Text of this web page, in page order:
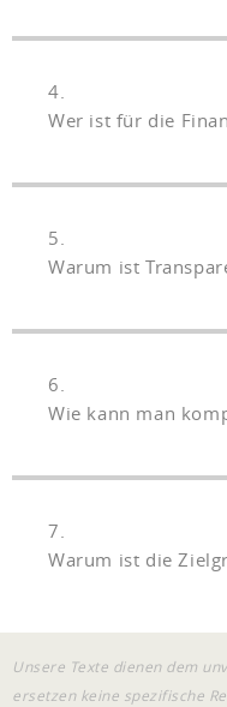
4.
Wer ist für die
5.
Warum ist
6.
Wie kann man
7.
Warum ist die
Unsere Texte dienen dem
ersetzen keine spezifische